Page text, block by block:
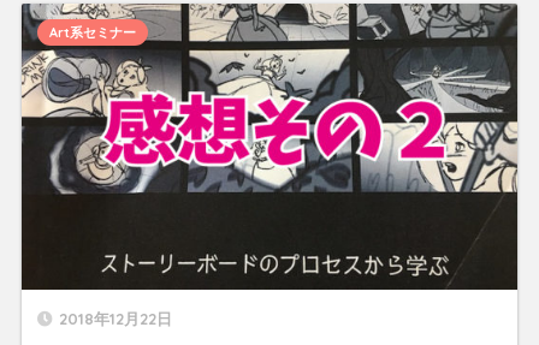
2018年12月22日
Art系セミナー